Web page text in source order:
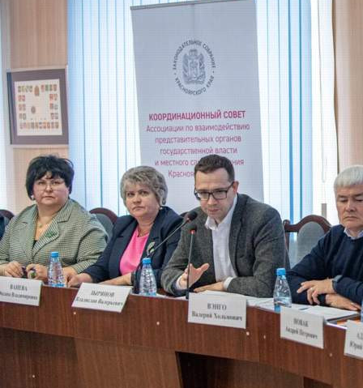
аграрные гранты будут
возвращены в краевой
бюджет
Финансы
20.05.2026 14:53
347
Председатель аграрного комитета Владислав Зырянов